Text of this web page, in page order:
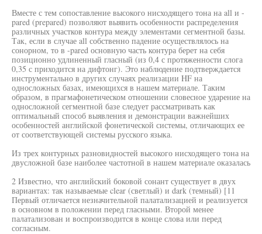
Вместе с тем сопоставление высокого нисходящего тона на all и -
pared (prepared) позволяют выявить особенности распределения
различных участков контура между элементами сегментной базы.
Так, если в случае all собственно падение осуществлялось на
сонорном, то в -pared основную часть контура берет на себя
позиционно удлиненный гласный (из 0,4 с протяженности слога
0,35 с приходится на дифтонг). Это наблюдение подтверждается
инструментально в других случаях реализации HF на
односложных базах, имеющихся в нашем материале. Таким
образом, в прагмафонетическом отношении словесное ударение на
односложной сегментной базе следует рассматривать как
оптимальный способ выявления и демонстрации важнейших
особенностей английской фонетической системы, отличающих ее
от соответствующей системы русского языка.
Из трех контурных разновидностей высокого нисходящего тона на
двусложной базе наиболее частотной в нашем материале оказалась
2 Известно, что английский боковой сонант существует в двух
вариантах: так называемые clear (светлый) и dark (темный) [11
Первый отличается незначительной палатализацией и реализуется
в основном в положении перед гласными. Второй менее
палатализован и воспроизводится в конце слова или перед
согласным.